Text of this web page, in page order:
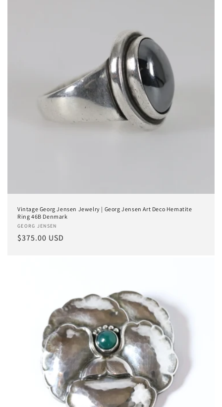
Vintage Georg Jensen Jewelry | Georg Jensen Art Deco Hematite
Ring 46B Denmark
Anbieter:
GEORG JENSEN
Normaler
$375.00 USD